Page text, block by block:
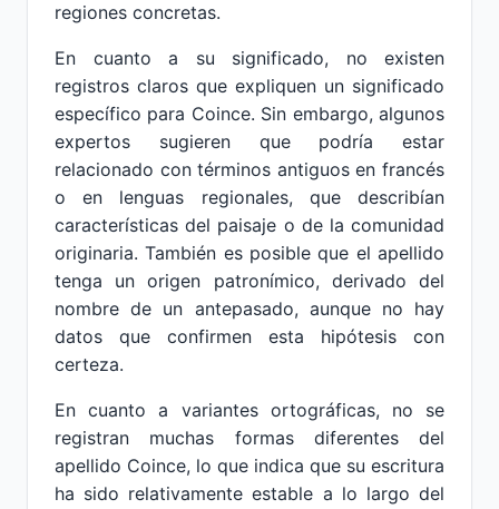
regiones concretas.
En cuanto a su significado, no existen
registros claros que expliquen un significado
específico para Coince. Sin embargo, algunos
expertos sugieren que podría estar
relacionado con términos antiguos en francés
o en lenguas regionales, que describían
características del paisaje o de la comunidad
originaria. También es posible que el apellido
tenga un origen patronímico, derivado del
nombre de un antepasado, aunque no hay
datos que confirmen esta hipótesis con
certeza.
En cuanto a variantes ortográficas, no se
registran muchas formas diferentes del
apellido Coince, lo que indica que su escritura
ha sido relativamente estable a lo largo del